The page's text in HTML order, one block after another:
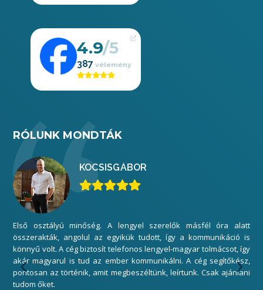
4.9
387
RÓLUNK MONDTÁK
KOCSISGÁBOR
Első osztályú minőség. A lengyel szerelők másfél óra alatt
összerakták, angolul az egyikük tudott, így a kommunikáció is
könnyű volt. A cég biztosít telefonos lengyel-magyar tolmácsot, így
akár magyarul is tud az ember kommunikálni. A cég segítőkész,
pontosan az történik, amit megbeszéltünk, leírtunk. Csak ajánlani
tudom őket.